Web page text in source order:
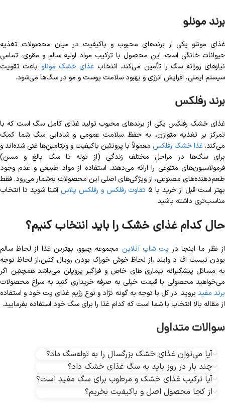
برند مونلو
غذای مونلو یکی از برندهای محبوب و باکیفیت در میان محصولات تغذیه
حیوانات خانگی است. این محصول با ترکیب مواد اولیه سالم و مقوی، تمامی
نیازهای روزانه سگ را تأمین می‌کند. انتخاب غذای خشک مونلو باعث تقویت
سیستم ایمنی، افزایش انرژی و بهبود سلامت پوست و مو در سگ‌ها می‌شود.
برند رفلکس
غذای خشک رفلکس یکی از برندهای محبوب تولید غذای کامل سگ است که با
تمرکز بر تغذیه متوازن، به حفظ سلامت عمومی و شادابی سگ شما کمک
می‌کند.غذا خشک رفلکس معمولاً با پروتئین باکیفیت و ویتامین‌ها غنی شده‌اند و
برای سگ‌ها در مراحل مختلف زندگی (از توله تا سگ بالغ و مسن)
فرمولاسیون‌های متنوعی را ارائه می‌دهند. استفاده از مواد طبیعی و عدم وجود
طعم‌دهنده‌های مصنوعی، از ویژگی‌های اصلی این محصولات به‌شمار می‌رود. فقط
بهتر است قبل از خرید با 5
تفاوت رفلکس و رفلکس پلاس آشنا شوید تا انتخاب
مناسب‌تری داشته باشید.
حال کدام غذای خشک را باید انتخاب کنیم؟
از نظر ما اینجا در پت شاپ آنلاین مجموعه چیوو، بهترین غذا از لحاظ سالم
بودن تیست اف د وایلد ،از لحاظ خوش خوراک بودن رویال کنین،از لحاظ توجه
به مسائل پیشگیرانه بیماری های خاص و فراگیر پروپلن می‌باشد همچنین اگر
می‌خواهید محصولی با قیمت خیلی به صرفه خریداری کنید به سراغ محصولات
برند مفید بروید. در کل با توجه به گونه نژاد و نوع رژیم غذای پت خود و استفاده
از مقاله بالا انتخاب با شما است که کدام غذا را برای سگ خود استفاده بفرمایید.
سوالات متداول
آیا می‌توان غذای خشک بزرگسال را به توله‌سگ داد؟
چند بار در روز باید به سگ غذای خشک داد؟
آیا ترکیب غذای خشک و مرطوب برای سگ مفید است؟
از کجا محصول اصل و باکیفیت بخریم؟